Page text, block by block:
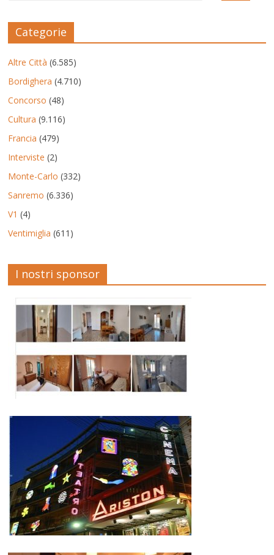
Categorie
Altre Città (6.585)
Bordighera (4.710)
Concorso (48)
Cultura (9.116)
Francia (479)
Interviste (2)
Monte-Carlo (332)
Sanremo (6.336)
V1 (4)
Ventimiglia (611)
I nostri sponsor